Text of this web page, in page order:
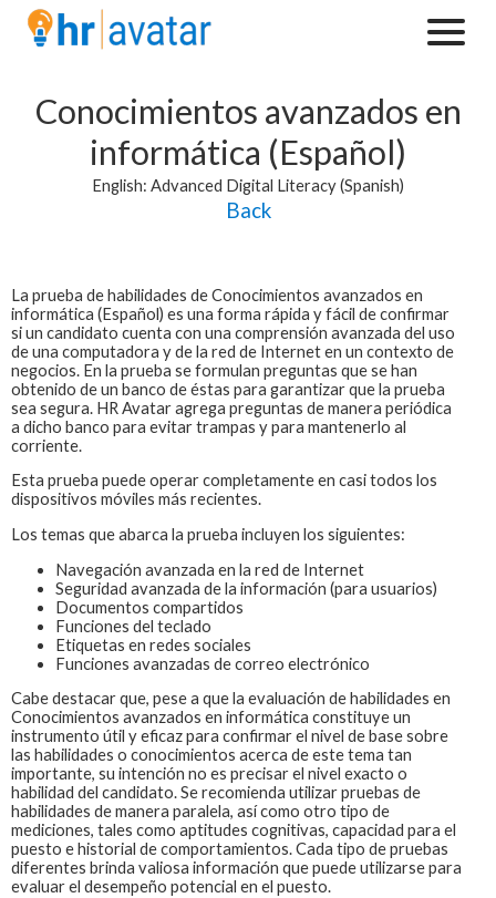
Conocimientos avanzados en
informática (Español)
English: Advanced Digital Literacy (Spanish)
Back
La prueba de habilidades deConocimientos avanzados en
informática (Español) es una forma rápida y fácil de confirmar
si un candidato cuenta con una comprensión avanzada del uso
de una computadora y de la red de Internet en un contexto de
negocios. En la prueba se formulan preguntas que se han
obtenido de un banco de éstas para garantizar que la prueba
sea segura. HR Avatar agrega preguntas de manera periódica
a dicho banco para evitar trampas y para mantenerlo al
corriente.
Esta prueba puede operar completamente en casi todos los
dispositivos móviles más recientes.
Los temas que abarca la prueba incluyen los siguientes:
Navegación avanzada en la red de Internet
Seguridad avanzada de la información (para usuarios)
Documentos compartidos
Funciones del teclado
Etiquetas en redes sociales
Funciones avanzadas de correo electrónico
Cabe destacar que, pese a que la evaluación de habilidades en
Conocimientos avanzados en informática constituye un
instrumento útil y eficaz para confirmar el nivel de base sobre
las habilidades o conocimientos acerca de este tema tan
importante, su intención no es precisar el nivel exacto o
habilidad del candidato. Se recomienda utilizar pruebas de
habilidades de manera paralela, así como otro tipo de
mediciones, tales como aptitudes cognitivas, capacidad para el
puesto e historial de comportamientos. Cada tipo de pruebas
diferentes brinda valiosa información que puede utilizarse para
evaluar el desempeño potencial en el puesto.